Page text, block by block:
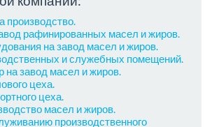
производство.
рафинированных масел и жиров.
на завод масел и жиров.
и служебных помещений.
завод масел и жиров.
цеха.
цеха.
масел и жиров.
производственного